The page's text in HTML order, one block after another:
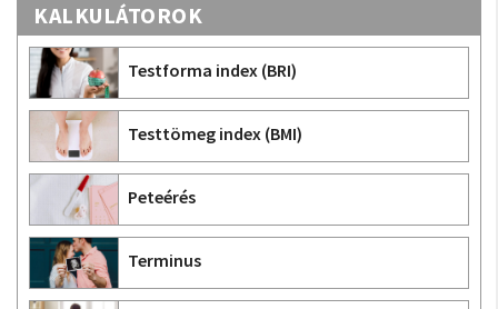
KALKULÁTOROK
Testforma index (BRI)
Testtömeg index (BMI)
Peteérés
Terminus